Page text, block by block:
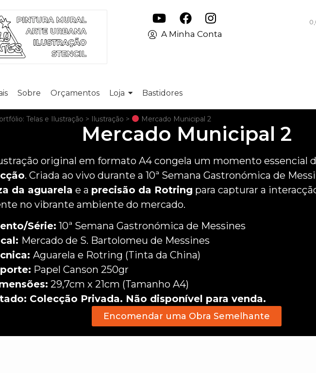
A Minha Conta
Sobre Orçamentos Loja Bastidores
Telas e Ilustração > Ilustração > Mercado Municipal 2
Mercado Municipal 2
original em formato A4 congela um momento essencial
. Criada ao vivo durante a 10ª Semana Gastronómica de
da aguarela e a precisão da Rotring para capturar a
no vibrante ambiente do mercado.
Série: 10ª Semana Gastronómica de Messines
Mercado de S. Bartolomeu de Messines
Aguarela e Rotring (Tinta da China)
Papel Canson 250gr
29,7cm x 21cm (Tamanho A4)
Colecção Privada. Não disponível para venda.
Encomendar uma Obra Semelhante